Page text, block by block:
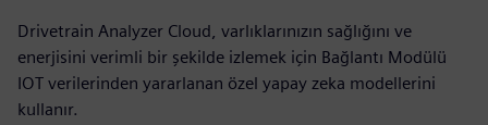
Drivetrain Analyzer Cloud, varlıklarınızın sağlığını ve
enerjisini verimli bir şekilde izlemek için Bağlantı Modülü
IOT verilerinden yararlanan özel yapay zeka modellerini
kullanır.